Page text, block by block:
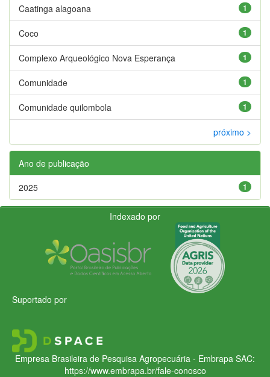
1
Caatinga alagoana
1
Coco
1
Complexo Arqueológico Nova Esperança
1
Comunidade
1
Comunidade quilombola
próximo >
Ano de publicação
1
2025
Indexado por
Suportado por
Empresa Brasileira de Pesquisa Agropecuária - Embrapa SAC:
https://www.embrapa.br/fale-conosco